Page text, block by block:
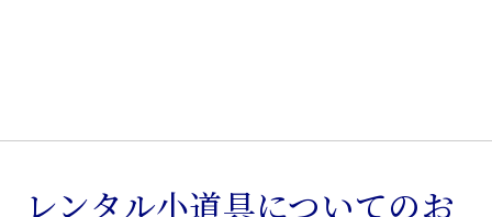
ッ
レンタル小道具についてのお